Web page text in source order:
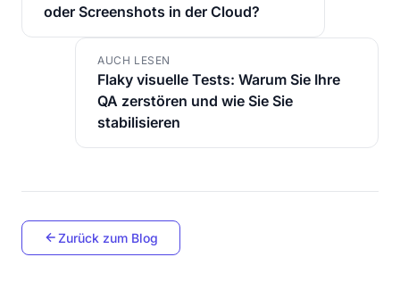
oder Screenshots in der Cloud?
AUCH LESEN
Flaky visuelle Tests: Warum Sie Ihre
QA zerstören und wie Sie Sie
stabilisieren
Zurück zum Blog